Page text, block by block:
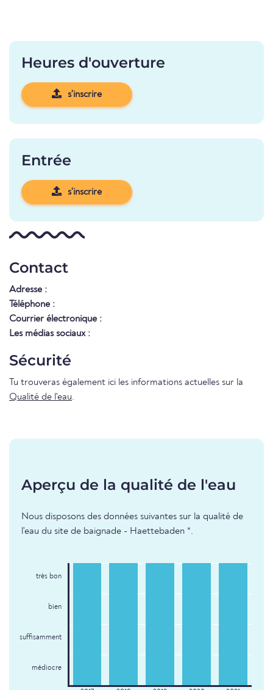
Heures d'ouverture
s'inscrire
Entrée
s'inscrire
Contact
Adresse :
Téléphone :
Courrier électronique :
Les médias sociaux :
Sécurité
Tu trouveras également ici les informations actuelles sur la
Qualité de l'eau.
Aperçu de la qualité de l'eau
Nous disposons des données suivantes sur la qualité de
l'eau du site de baignade - Haettebaden *.
très bon
bien
suffisamment
médiocre